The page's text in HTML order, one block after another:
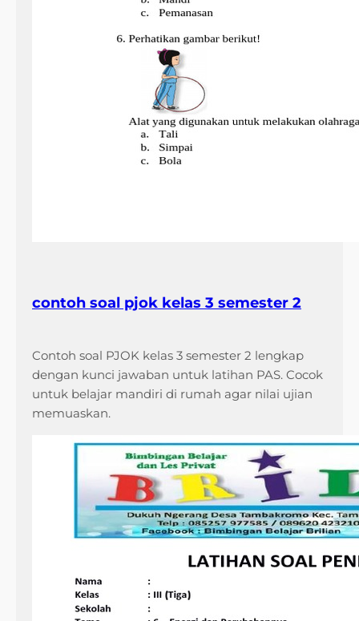
contoh soal pjok kelas 3 semester 2
Contoh soal PJOK kelas 3 semester 2 lengkap
dengan kunci jawaban untuk latihan PAS. Cocok
untuk belajar mandiri di rumah agar nilai ujian
memuaskan.